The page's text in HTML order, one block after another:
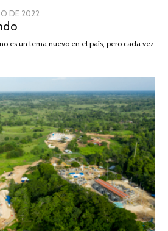
DE 2022
DE
es un tema nuevo en el país, pero cada vez